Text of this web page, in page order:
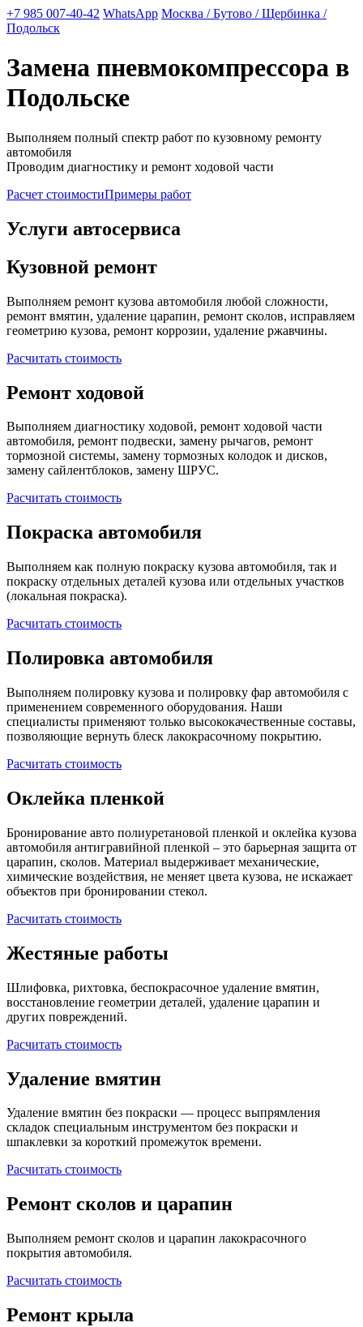
+7 985 007-40-42 WhatsApp Москва / Бутово / Щербинка /
Подольск
Замена пневмокомпрессора в
Подольске
Выполняем полный спектр работ по кузовному ремонту
автомобиля
Проводим диагностику и ремонт ходовой части
Расчет стоимостиПримеры работ
Услуги автосервиса
Кузовной ремонт
Выполняем ремонт кузова автомобиля любой сложности,
ремонт вмятин, удаление царапин, ремонт сколов, исправляем
геометрию кузова, ремонт коррозии, удаление ржавчины.
Расчитать стоимость
Ремонт ходовой
Выполняем диагностику ходовой, ремонт ходовой части
автомобиля, ремонт подвески, замену рычагов, ремонт
тормозной системы, замену тормозных колодок и дисков,
замену сайлентблоков, замену ШРУС.
Расчитать стоимость
Покраска автомобиля
Выполняем как полную покраску кузова автомобиля, так и
покраску отдельных деталей кузова или отдельных участков
(локальная покраска).
Расчитать стоимость
Полировка автомобиля
Выполняем полировку кузова и полировку фар автомобиля с
применением современного оборудования. Наши
специалисты применяют только высококачественные составы,
позволяющие вернуть блеск лакокрасочному покрытию.
Расчитать стоимость
Оклейка пленкой
Бронирование авто полиуретановой пленкой и оклейка кузова
автомобиля антигравийной пленкой – это барьерная защита от
царапин, сколов. Материал выдерживает механические,
химические воздействия, не меняет цвета кузова, не искажает
объектов при бронировании стекол.
Расчитать стоимость
Жестяные работы
Шлифовка, рихтовка, беспокрасочное удаление вмятин,
восстановление геометрии деталей, удаление царапин и
других повреждений.
Расчитать стоимость
Удаление вмятин
Удаление вмятин без покраски — процесс выпрямления
складок специальным инструментом без покраски и
шпаклевки за короткий промежуток времени.
Расчитать стоимость
Ремонт сколов и царапин
Выполняем ремонт сколов и царапин лакокрасочного
покрытия автомобиля.
Расчитать стоимость
Ремонт крыла